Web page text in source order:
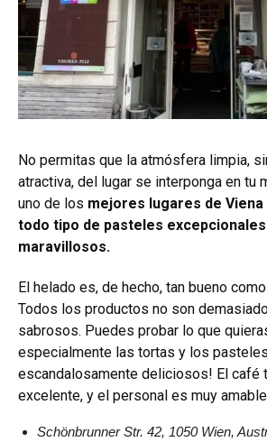
No permitas que la atmósfera limpia,
atractiva, del lugar se interponga en tu
uno de los mejores lugares de
todo tipo de pasteles
maravillosos.
El helado es, de hecho, tan bueno
Todos los productos no son
sabrosos. Puedes probar lo que
especialmente las tortas y los
escandalosamente deliciosos! El café
excelente, y el personal es muy
Schönbrunner Str. 42, 1050 Wien,